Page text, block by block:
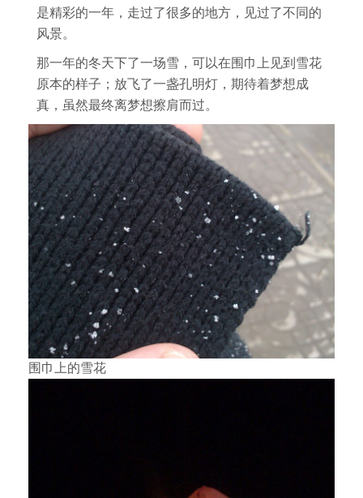
是精彩的一年，走过了很多的地方，见过了不同的
风景。
那一年的冬天下了一场雪，可以在围巾上见到雪花
原本的样子；放飞了一盏孔明灯，期待着梦想成
真，虽然最终离梦想擦肩而过。
围巾上的雪花